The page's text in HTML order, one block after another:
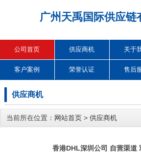
广州天禹国际供应链
公司首页 供应商机 关于
客户案例 荣誉认证 售后
供应商机
当前所在位置： 网站首页 > 供应商机
香港DHL深圳公司 自营渠道